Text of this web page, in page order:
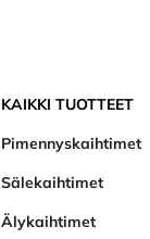
KAIKKI TUOTTEET
Pimennyskaihtimet
Sälekaihtimet
Älykaihtimet